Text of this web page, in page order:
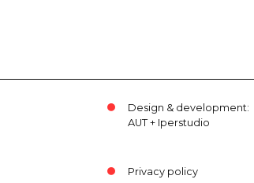
Design & development:
AUT+ Iperstudio
Privacy policy